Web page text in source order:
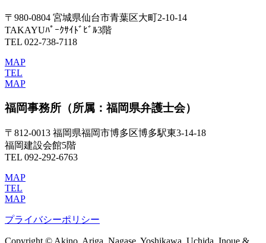
〒980-0804 宮城県仙台市青葉区大町2-10-14
TAKAYUﾊﾟｰｸｻｲﾄﾞﾋﾞﾙ3階
TEL 022-738-7118
MAP
TEL
MAP
福岡事務所 （所属：福岡県弁護士会）
〒812-0013 福岡県福岡市博多区博多駅東3-14-18
福岡建設会館5階
TEL 092-292-6763
MAP
TEL
MAP
プライバシーポリシー
Copyright © Akino, Ariga, Nagase, Yoshikawa, Uchida, Inoue &